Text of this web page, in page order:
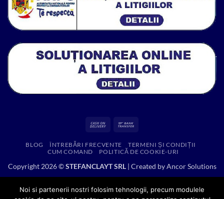
Cash
Delivery
BLOG ÎNTREBĂRI FRECVENTE
TERMENI ȘI CONDIȚII
CUM COMAND
POLITICĂ DE COOKIE-URI
Copyright 2026 ©STEFANCLAYT SRL| Created byAncor Solutions
Noi si partenerii nostri folosim tehnologii, precum modulele